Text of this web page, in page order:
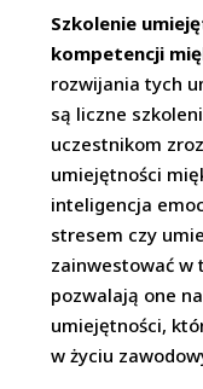
Szkolenie
kompetencji
rozwijania tych
są liczne
uczestnikom
umiejętności
inteligencja
stresem czy
zainwestować w
pozwalają one
umiejętności,
w życiu